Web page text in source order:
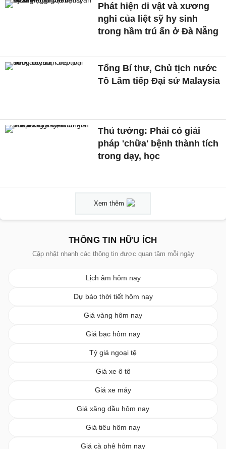
Phát hiện di vật và xương
nghi của liệt sỹ hy sinh
trong hầm trú ẩn ở Đà Nẵng
Tổng Bí thư, Chủ tịch nước
Tô Lâm tiếp Đại sứ Malaysia
Thủ tướng: Phải có giải
pháp 'chữa' bệnh thành tích
trong dạy, học
Xem thêm
THÔNG TIN HỮU ÍCH
Cập nhật nhanh các thông tin được quan tâm mỗi ngày
Lịch âm hôm nay
Dự báo thời tiết hôm nay
Giá vàng hôm nay
Giá bạc hôm nay
Tỷ giá ngoại tệ
Giá xe ô tô
Giá xe máy
Giá xăng dầu hôm nay
Giá tiêu hôm nay
Giá cà phê hôm nay